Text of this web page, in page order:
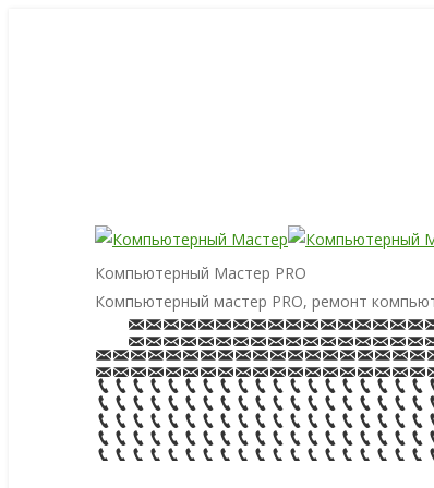
Компьютерный Мастер PRO
Компьютерный мастер PRO, ремонт